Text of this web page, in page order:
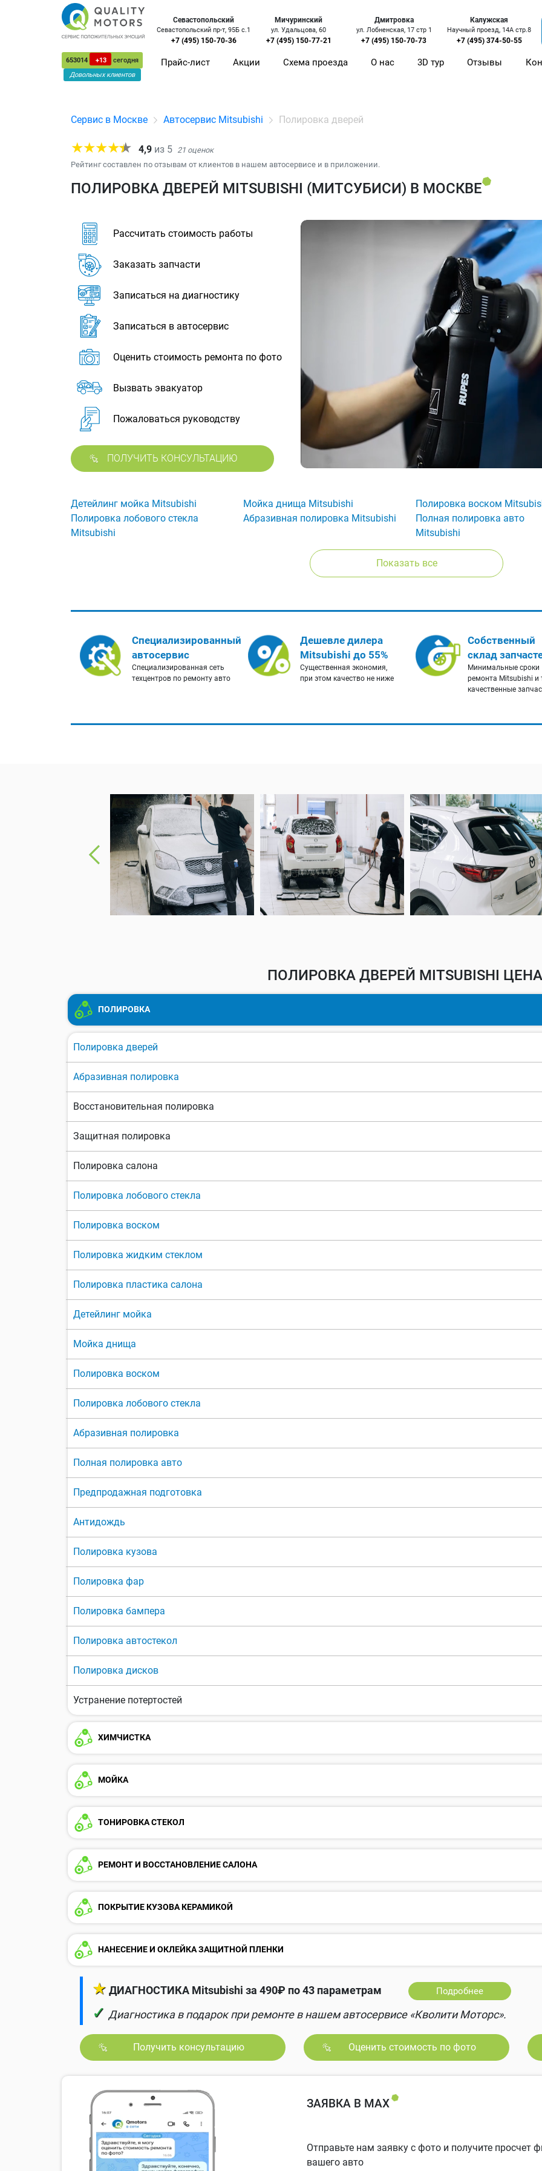
653014 +13
сегодня
Довольных клиентов
Севастопольский
Севастопольский пр-т, 95Б с.1
+7 (495) 150-70-36
Мичуринский
ул. Удальцова, 60
+7 (495) 150-77-21
Дмитровка
ул. Лобненская, 17 стр 1
+7 (495) 150-70-73
Калужская
Научный проезд, 14А стр.8
+7 (495) 374-50-55
Прайс-лист Акции Схема проезда О нас 3D тур Отзывы
Сервис в Москве Автосервис Mitsubishi Полировка дверей
4,9 из 5 21 оценок
Рейтинг составлен по отзывам от клиентов в нашем автосервисе и в приложении.
ПОЛИРОВКА ДВЕРЕЙ MITSUBISHI (МИТСУБИСИ) В МОСКВЕ
Рассчитать стоимость работы
Заказать запчасти
Записаться на диагностику
Записаться в автосервис
Оценить стоимость ремонта по фото
Вызвать эвакуатор
Пожаловаться руководству
ПОЛУЧИТЬ КОНСУЛЬТАЦИЮ
Детейлинг мойка Mitsubishi Мойка днища Mitsubishi Полировка воском
Полировка лобового стекла
Mitsubishi
Абразивная полировка Mitsubishi
Полная полировка авто
Mitsubishi
Показать все
Специализированный
автосервис
Специализированная сеть
техцентров по ремонту авто
Дешевле дилера
Mitsubishi до 55%
Существенная экономия,
при этом качество не ниже
Собственный
склад
Минимальные сроки
ремонта Mitsubishi и
качественные
ПОЛИРОВКА ДВЕРЕЙ MITSUBISHI
ПОЛИРОВКА
Полировка дверей
Абразивная полировка
Восстановительная полировка
Защитная полировка
Полировка салона
Полировка лобового стекла
Полировка воском
Полировка жидким стеклом
Полировка пластика салона
Детейлинг мойка
Мойка днища
Полировка воском
Полировка лобового стекла
Абразивная полировка
Полная полировка авто
Предпродажная подготовка
Антидождь
Полировка кузова
Полировка фар
Полировка бампера
Полировка автостекол
Полировка дисков
Устранение потертостей
ХИМЧИСТКА
МОЙКА
ТОНИРОВКА СТЕКОЛ
РЕМОНТ И ВОССТАНОВЛЕНИЕ САЛОНА
ПОКРЫТИЕ КУЗОВА КЕРАМИКОЙ
НАНЕСЕНИЕ И ОКЛЕЙКА ЗАЩИТНОЙ ПЛЕНКИ
★ ДИАГНОСТИКА Mitsubishi за 490₽ по 43 параметрам Подробнее
✓ Диагностика в подарок при ремонте в нашем автосервисе «Кволити Моторс».
Получить консультацию Оценить стоимость по фото
ЗАЯВКА В MAX
Отправьте нам заявку с фото и получите просчет
вашего авто